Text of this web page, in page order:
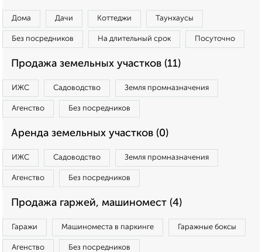
Дома Дачи Коттеджи Таунхаусы
Без посредников На длительный срок Посуточно
Продажа земельных участков (11)
ИЖС Садоводство Земля промназначения
Агенство Без посредников
Аренда земельных участков (0)
ИЖС Садоводство Земля промназначения
Агенство Без посредников
Продажа гаржей, машиномест (4)
Гаражи Машиноместа в паркинге Гаражные боксы
Агенство Без посредников